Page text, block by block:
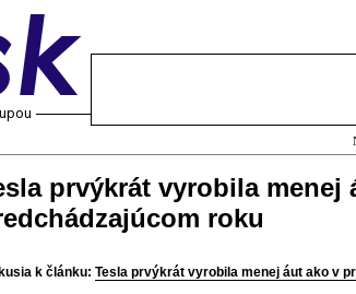
prvýkrát vyrobila menej
roku
k článku: Tesla prvýkrát vyrobila menej áut ako v